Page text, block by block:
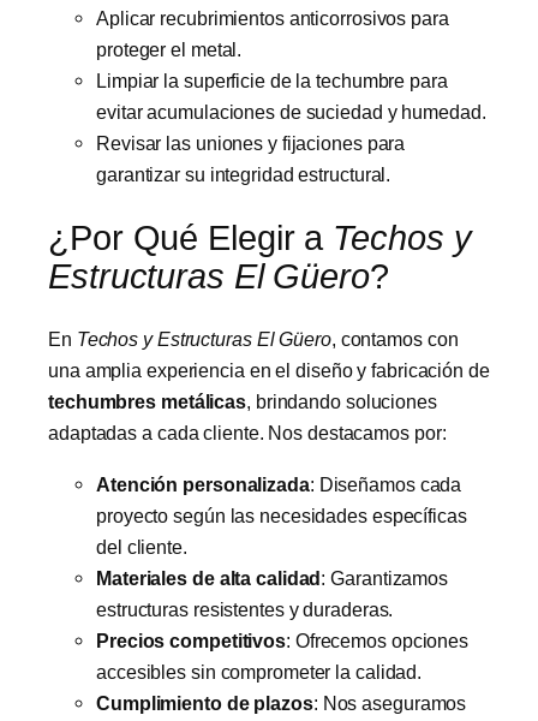
Aplicar recubrimientos anticorrosivos para
proteger el metal.
Limpiar la superficie de la techumbre para
evitar acumulaciones de suciedad y humedad.
Revisar las uniones y fijaciones para
garantizar su integridad estructural.
¿Por Qué Elegir a Techos y
Estructuras El Güero?
En Techos y Estructuras El Güero, contamos con
una amplia experiencia en el diseño y fabricación de
techumbres metálicas, brindando soluciones
adaptadas a cada cliente. Nos destacamos por:
Atención personalizada: Diseñamos cada
proyecto según las necesidades específicas
del cliente.
Materiales de alta calidad: Garantizamos
estructuras resistentes y duraderas.
Precios competitivos: Ofrecemos opciones
accesibles sin comprometer la calidad.
Cumplimiento de plazos: Nos aseguramos